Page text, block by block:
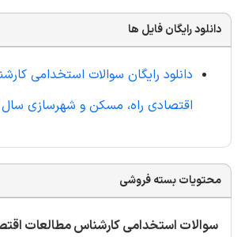
دانلود رایگان فایل ها
دانلود رایگان سوالات استخدامی
اقتصادی راه، مسکن و شهرسازی سال 1397 (کد 218B)
محتویات بسته فروشی
سوالات استخدامی کارشناس مطالعات